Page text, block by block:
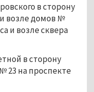
в сторону
возле домов №
и возле сквера
в сторону
23 на проспекте